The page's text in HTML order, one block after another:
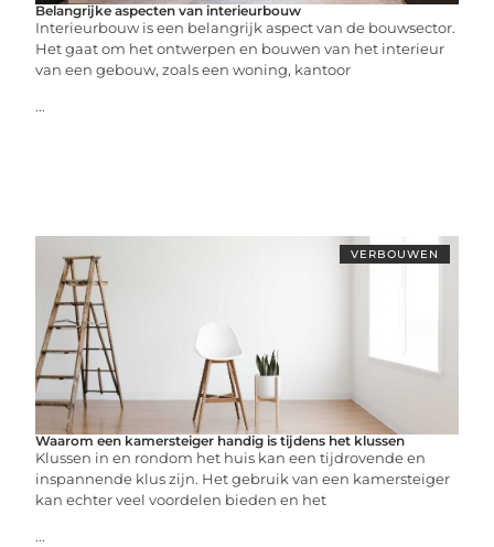
Belangrijke aspecten van interieurbouw
Interieurbouw is een belangrijk aspect van de bouwsector.
Het gaat om het ontwerpen en bouwen van het interieur
van een gebouw, zoals een woning, kantoor
...
VERBOUWEN
Waarom een kamersteiger handig is tijdens het klussen
Klussen in en rondom het huis kan een tijdrovende en
inspannende klus zijn. Het gebruik van een kamersteiger
kan echter veel voordelen bieden en het
...